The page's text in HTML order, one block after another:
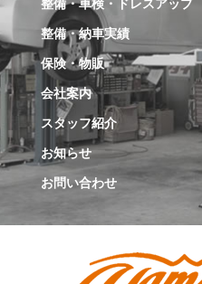
整備・車検・ドレスアップ
整備・納車実績
保険・物販
会社案内
スタッフ紹介
お知らせ
お問い合わせ